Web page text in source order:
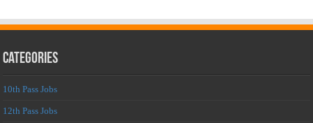
Categories
10th Pass Jobs
12th Pass Jobs